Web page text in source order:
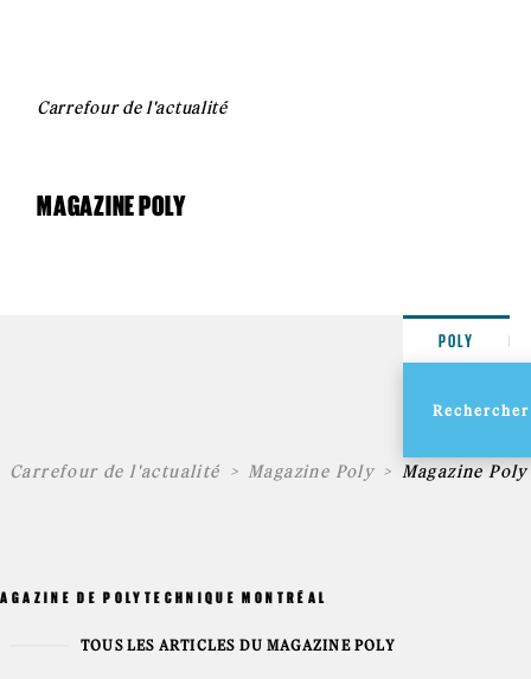
Carrefour de l'actualité
MAGAZINE POLY
POLY
Carrefour de l'actualité Magazine Poly Magazine Poly
DE POLYTECHNIQUE MONTRÉAL
TOUS LES ARTICLES DU MAGAZINE POLY